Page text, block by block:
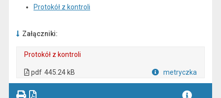
Protokół z kontroli
Załączniki:
Protokół z kontroli
pdf 445.24 kB metryczka